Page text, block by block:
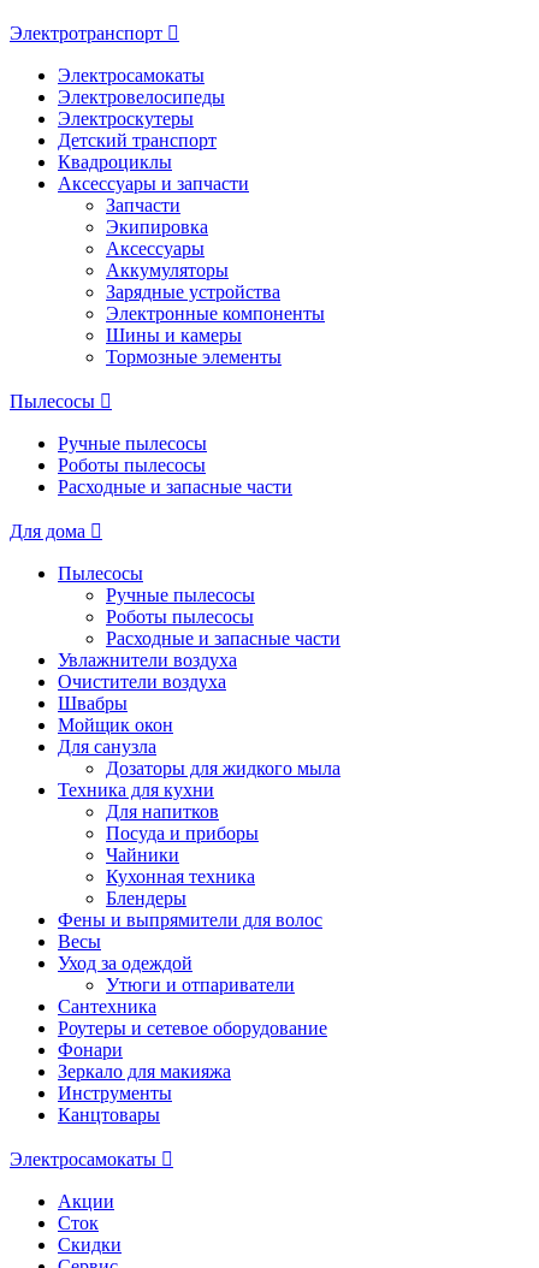
Электротранспорт
Электросамокаты
Электровелосипеды
Электроскутеры
Детский транспорт
Квадроциклы
Аксессуары и запчасти
Запчасти
Экипировка
Аксессуары
Аккумуляторы
Зарядные устройства
Электронные компоненты
Шины и камеры
Тормозные элементы
Пылесосы
Ручные пылесосы
Роботы пылесосы
Расходные и запасные части
Для дома
Пылесосы
Ручные пылесосы
Роботы пылесосы
Расходные и запасные части
Увлажнители воздуха
Очистители воздуха
Швабры
Мойщик окон
Для санузла
Дозаторы для жидкого мыла
Техника для кухни
Для напитков
Посуда и приборы
Чайники
Кухонная техника
Блендеры
Фены и выпрямители для волос
Весы
Уход за одеждой
Утюги и отпариватели
Сантехника
Роутеры и сетевое оборудование
Фонари
Зеркало для макияжа
Инструменты
Канцтовары
Электросамокаты
Акции
Сток
Скидки